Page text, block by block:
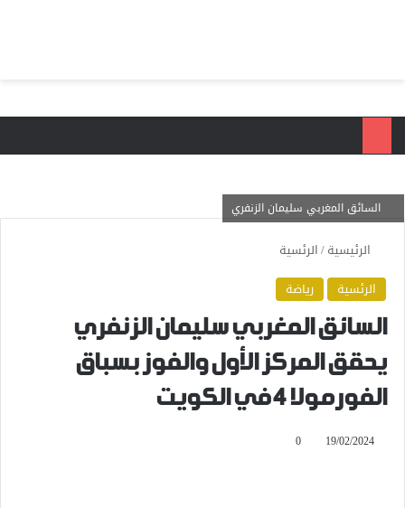
السائق المغربي سليمان الزنفري
الرئيسية/الرئسية
الرئسية
رياضة
السائق المغربي سليمان الزنفري
يحقق المركز الأول والفوز بسباق
الفورمولا 4 في الكويت
19/02/2024
0